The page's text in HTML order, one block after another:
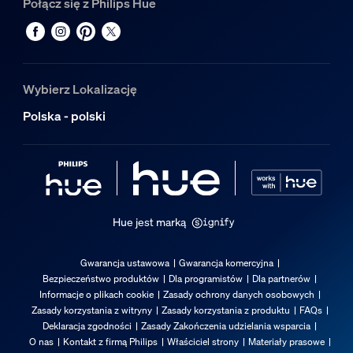
Wybierz Lokalizację
Polska - polski
Hue jest marką
Gwarancja ustawowa
Gwarancja komercyjna
Bezpieczeństwo produktów
Dla programistów
Dla partnerów
Informacje o plikach cookie
Zasady ochrony danych osobowych
Zasady korzystania z witryny
Zasady korzystania z produktu
FAQs
Deklaracja zgodności
Zasady Zakończenia udzielania wsparcia
O nas
Kontakt z firmą Philips Właściciel strony
Materiały prasowe